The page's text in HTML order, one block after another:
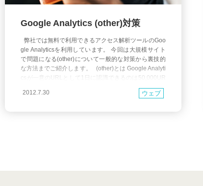
Google Analytics (other)対策
弊社では無料で利用できるアクセス解析ツールのGoo
gle Analyticsを利用しています。 今回は大規模サイト
で問題になる(other)について一般的な対策から裏技的
な方法までご紹介します。 (other)とは Google Analyti
csが一意のURLとして1日に認識できるのは50,000UR
Lまでです。それを超えた場合、ページビューの低いU
RLから優先的に(other
2012.7.30 ウェブ